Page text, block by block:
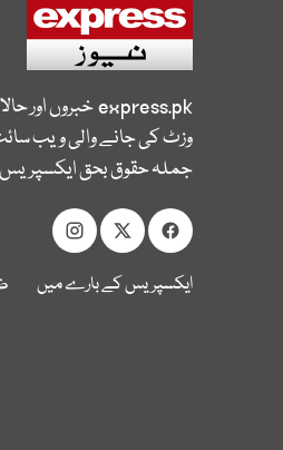
express.pkخبروں اور
وزٹ کی جانے والی ویب
جملہ حقوق بحق
ایکسپریس کے بارے میں